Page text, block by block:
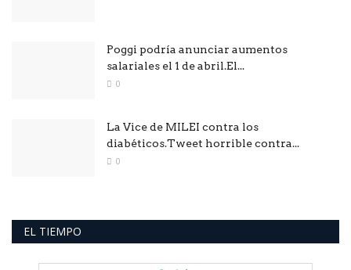
Poggi podría anunciar aumentos
salariales el 1 de abril.El...
0
La Vice de MILEI contra los
diabéticos.Tweet horrible contra...
0
EL TIEMPO